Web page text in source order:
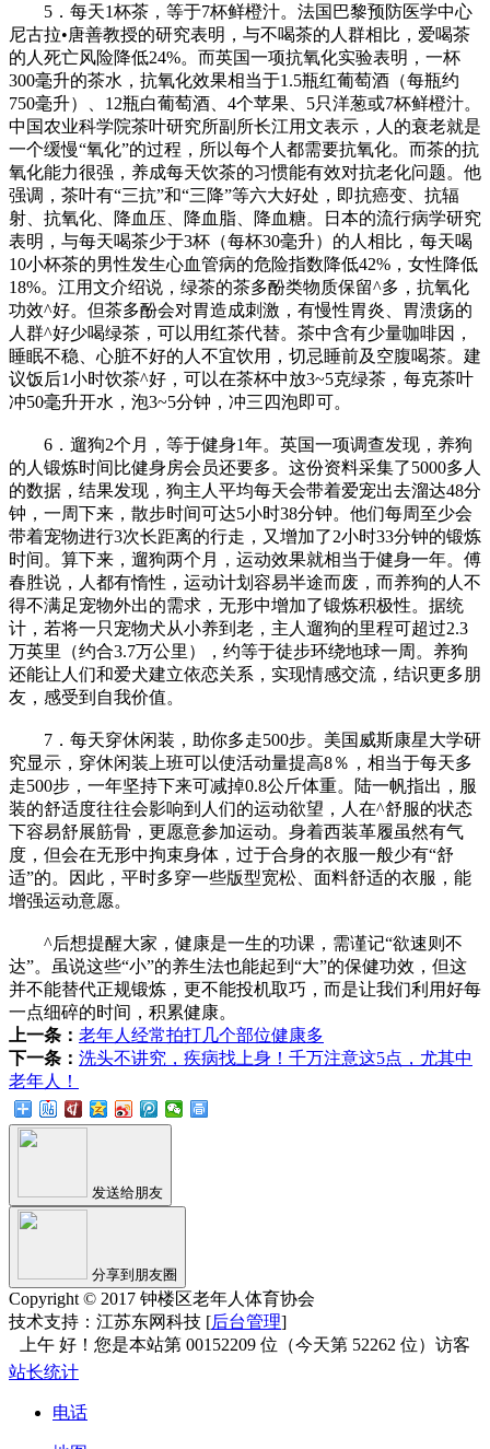
5．每天1杯茶，等于7杯鲜橙汁。法国巴黎预防医学中心
尼古拉•唐善教授的研究表明，与不喝茶的人群相比，爱喝茶
的人死亡风险降低24%。而英国一项抗氧化实验表明，一杯
300毫升的茶水，抗氧化效果相当于1.5瓶红葡萄酒（每瓶约
750毫升）、12瓶白葡萄酒、4个苹果、5只洋葱或7杯鲜橙汁。
中国农业科学院茶叶研究所副所长江用文表示，人的衰老就是
一个缓慢“氧化”的过程，所以每个人都需要抗氧化。而茶的抗
氧化能力很强，养成每天饮茶的习惯能有效对抗老化问题。他
强调，茶叶有“三抗”和“三降”等六大好处，即抗癌变、抗辐
射、抗氧化、降血压、降血脂、降血糖。日本的流行病学研究
表明，与每天喝茶少于3杯（每杯30毫升）的人相比，每天喝
10小杯茶的男性发生心血管病的危险指数降低42%，女性降低
18%。江用文介绍说，绿茶的茶多酚类物质保留^多，抗氧化
功效^好。但茶多酚会对胃造成刺激，有慢性胃炎、胃溃疡的
人群^好少喝绿茶，可以用红茶代替。茶中含有少量咖啡因，
睡眠不稳、心脏不好的人不宜饮用，切忌睡前及空腹喝茶。建
议饭后1小时饮茶^好，可以在茶杯中放3~5克绿茶，每克茶叶
冲50毫升开水，泡3~5分钟，冲三四泡即可。
6．遛狗2个月，等于健身1年。英国一项调查发现，养狗
的人锻炼时间比健身房会员还要多。这份资料采集了5000多人
的数据，结果发现，狗主人平均每天会带着爱宠出去溜达48分
钟，一周下来，散步时间可达5小时38分钟。他们每周至少会
带着宠物进行3次长距离的行走，又增加了2小时33分钟的锻炼
时间。算下来，遛狗两个月，运动效果就相当于健身一年。傅
春胜说，人都有惰性，运动计划容易半途而废，而养狗的人不
得不满足宠物外出的需求，无形中增加了锻炼积极性。据统
计，若将一只宠物犬从小养到老，主人遛狗的里程可超过2.3
万英里（约合3.7万公里），约等于徒步环绕地球一周。养狗
还能让人们和爱犬建立依恋关系，实现情感交流，结识更多朋
友，感受到自我价值。
7．每天穿休闲装，助你多走500步。美国威斯康星大学研
究显示，穿休闲装上班可以使活动量提高8％，相当于每天多
走500步，一年坚持下来可减掉0.8公斤体重。陆一帆指出，服
装的舒适度往往会影响到人们的运动欲望，人在^舒服的状态
下容易舒展筋骨，更愿意参加运动。身着西装革履虽然有气
度，但会在无形中拘束身体，过于合身的衣服一般少有“舒
适”的。因此，平时多穿一些版型宽松、面料舒适的衣服，能
增强运动意愿。
^后想提醒大家，健康是一生的功课，需谨记“欲速则不
达”。虽说这些“小”的养生法也能起到“大”的保健功效，但这
并不能替代正规锻炼，更不能投机取巧，而是让我们利用好每
一点细碎的时间，积累健康。
上一条： 老年人经常拍打几个部位健康多
下一条： 洗头不讲究，疾病找上身！千万注意这5点，尤其中
老年人！
发送给朋友
分享到朋友圈
Copyright © 2017 钟楼区老年人体育协会
技术支持：江苏东网科技 [后台管理]
站长统计
电话